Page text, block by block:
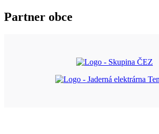
Partner obce